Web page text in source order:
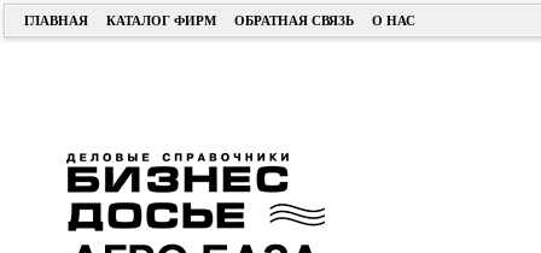
ГЛАВНАЯ КАТАЛОГ ФИРМ ОБРАТНАЯ СВЯЗЬ О НАС